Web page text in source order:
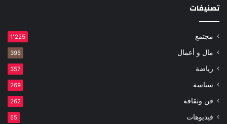
تصنيفات
مجتمع 1٬225
مال و أعمال 395
رياضة 357
سياسة 269
فن وثقافة 262
فيديوهات 55